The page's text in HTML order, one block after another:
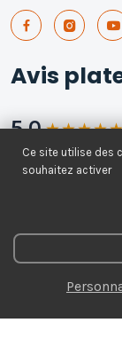
Avis
5.0★★★★
Ce site utilise des
souhaitez activer